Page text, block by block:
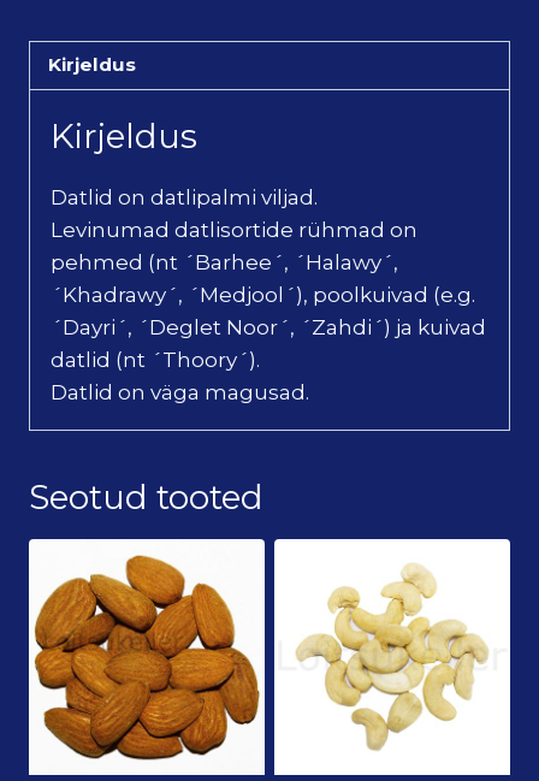
Kirjeldus
Kirjeldus
Datlid on datlipalmi viljad.
Levinumad datlisortide rühmad on
pehmed (nt ´Barhee´, ´Halawy´,
´Khadrawy´, ´Medjool´), poolkuivad (e.g.
´Dayri´, ´Deglet Noor´, ´Zahdi´) ja kuivad
datlid (nt ´Thoory´).
Datlid on väga magusad.
Seotud tooted